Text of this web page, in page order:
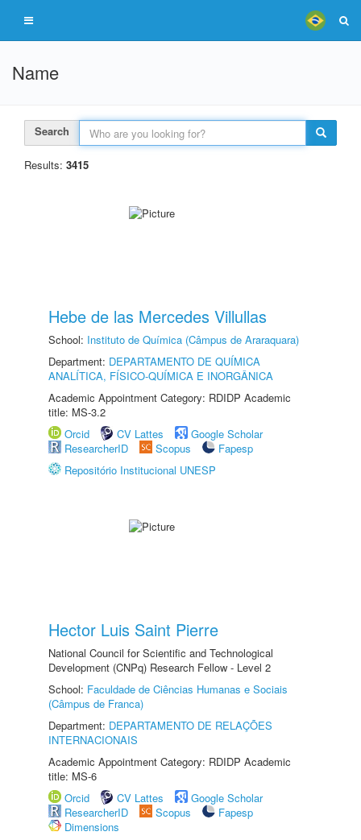
Name
Search
Results: 3415
Hebe de las Mercedes Villullas
School: Instituto de Química (Câmpus de Araraquara)
Department: DEPARTAMENTO DE QUÍMICA
ANALÍTICA, FÍSICO-QUÍMICA E INORGÂNICA
Academic Appointment Category: RDIDP Academic
title: MS-3.2
Orcid
CV Lattes
Google Scholar
ResearcherID
Scopus
Fapesp
Repositório Institucional UNESP
Hector Luis Saint Pierre
National Council for Scientific and Technological
Development (CNPq) Research Fellow - Level 2
School: Faculdade de Ciências Humanas e Sociais
(Câmpus de Franca)
Department: DEPARTAMENTO DE RELAÇÕES
INTERNACIONAIS
Academic Appointment Category: RDIDP Academic
title: MS-6
Orcid
CV Lattes
Google Scholar
ResearcherID
Scopus
Fapesp
Dimensions